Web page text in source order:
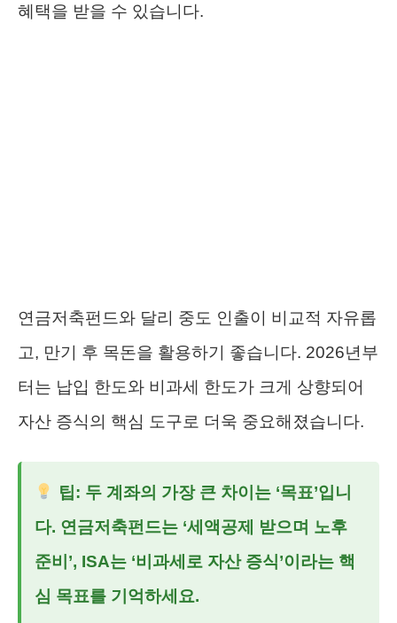
혜택을 받을 수 있습니다.
연금저축펀드와 달리 중도 인출이 비교적 자유롭
고, 만기 후 목돈을 활용하기 좋습니다. 2026년부
터는 납입 한도와 비과세 한도가 크게 상향되어
자산 증식의 핵심 도구로 더욱 중요해졌습니다.
팁: 두 계좌의 가장 큰 차이는 ‘목표’입니
다. 연금저축펀드는 ‘세액공제 받으며 노후
준비’, ISA는 ‘비과세로 자산 증식’이라는 핵
심 목표를 기억하세요.